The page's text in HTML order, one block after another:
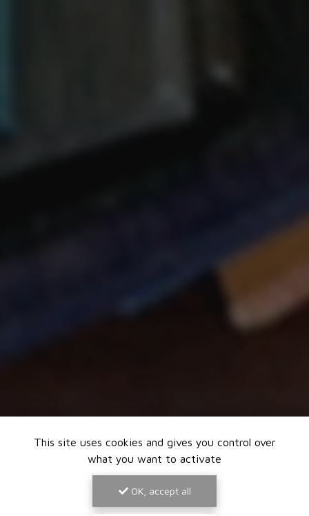
This site uses cookies and gives you control over
what you want to activate
OK, accept all